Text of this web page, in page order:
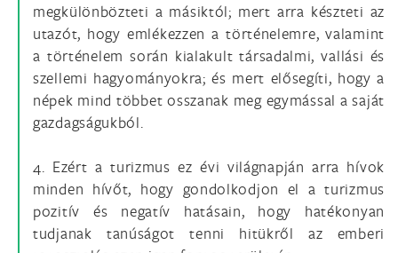
megkülönbözteti a másiktól; mert arra készteti az
utazót, hogy emlékezzen a történelemre, valamint
a történelem során kialakult társadalmi, vallási és
szellemi hagyományokra; és mert elősegíti, hogy a
népek mind többet osszanak meg egymással a saját
gazdagságukból.
4. Ezért a turizmus ez évi világnapján arra hívok
minden hívőt, hogy gondolkodjon el a turizmus
pozitív és negatív hatásain, hogy hatékonyan
tudjanak tanúságot tenni hitükről az emberi